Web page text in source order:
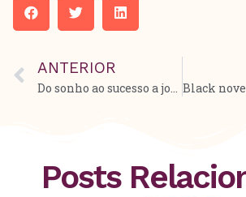
ANTERIOR
Posts